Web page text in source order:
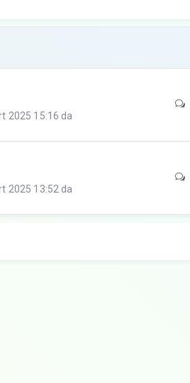
2025 15:16 da
2025 13:52 da